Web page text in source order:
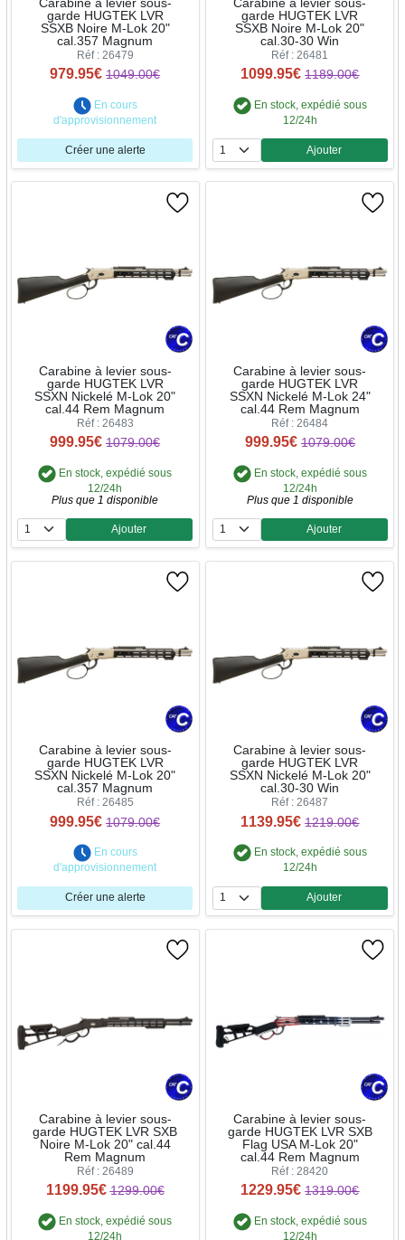
Carabine à levier sous-
garde HUGTEK LVR
SSXB Noire M-Lok 20"
cal.357 Magnum
Réf : 26479
979.95€ 1049.00€
En cours
d'approvisionnement
Créer une alerte
Carabine à levier sous-
garde HUGTEK LVR
SSXB Noire M-Lok 20"
cal.30-30 Win
Réf : 26481
1099.95€ 1189.00€
En stock, expédié sous
12/24h
Quantité
Ajouter
Carabine à levier sous-
garde HUGTEK LVR
SSXN Nickelé M-Lok 20"
cal.44 Rem Magnum
Réf : 26483
999.95€ 1079.00€
En stock, expédié sous
12/24h
Plus que 1 disponible
Quantité
Ajouter
Carabine à levier sous-
garde HUGTEK LVR
SSXN Nickelé M-Lok 24"
cal.44 Rem Magnum
Réf : 26484
999.95€ 1079.00€
En stock, expédié sous
12/24h
Plus que 1 disponible
Quantité
Ajouter
Carabine à levier sous-
garde HUGTEK LVR
SSXN Nickelé M-Lok 20"
cal.357 Magnum
Réf : 26485
999.95€ 1079.00€
En cours
d'approvisionnement
Créer une alerte
Carabine à levier sous-
garde HUGTEK LVR
SSXN Nickelé M-Lok 20"
cal.30-30 Win
Réf : 26487
1139.95€ 1219.00€
En stock, expédié sous
12/24h
Quantité
Ajouter
Carabine à levier sous-
garde HUGTEK LVR SXB
Noire M-Lok 20" cal.44
Rem Magnum
Réf : 26489
1199.95€ 1299.00€
En stock, expédié sous
12/24h
Carabine à levier sous-
garde HUGTEK LVR SXB
Flag USA M-Lok 20"
cal.44 Rem Magnum
Réf : 28420
1229.95€ 1319.00€
En stock, expédié sous
12/24h